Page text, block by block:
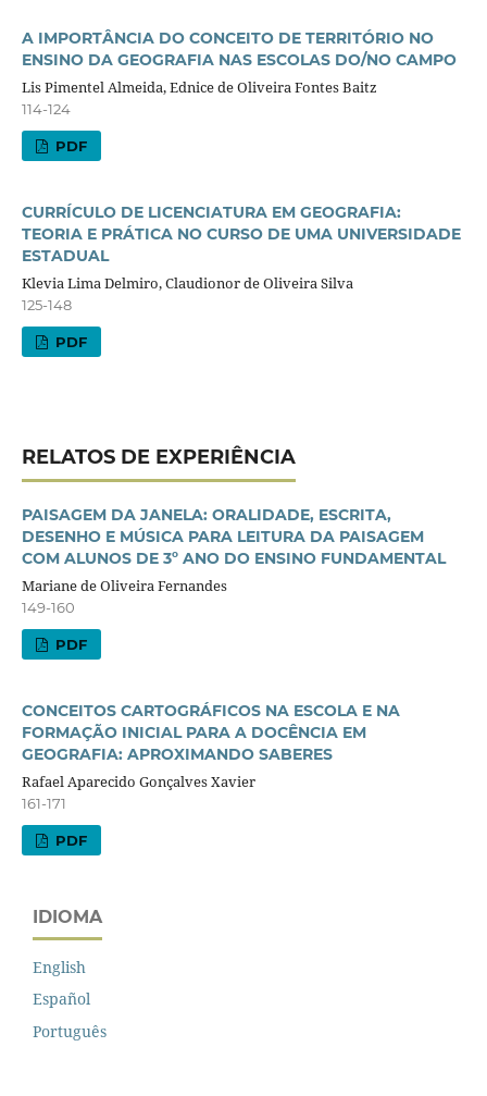
A IMPORTÂNCIA DO CONCEITO DE TERRITÓRIO NO
ENSINO DA GEOGRAFIA NAS ESCOLAS DO/NO CAMPO
Lis Pimentel Almeida, Ednice de Oliveira Fontes Baitz
114-124
PDF
CURRÍCULO DE LICENCIATURA EM GEOGRAFIA:
TEORIA E PRÁTICA NO CURSO DE UMA UNIVERSIDADE
ESTADUAL
Klevia Lima Delmiro, Claudionor de Oliveira Silva
125-148
PDF
RELATOS DE EXPERIÊNCIA
PAISAGEM DA JANELA: ORALIDADE, ESCRITA,
DESENHO E MÚSICA PARA LEITURA DA PAISAGEM
COM ALUNOS DE 3º ANO DO ENSINO FUNDAMENTAL
Mariane de Oliveira Fernandes
149-160
PDF
CONCEITOS CARTOGRÁFICOS NA ESCOLA E NA
FORMAÇÃO INICIAL PARA A DOCÊNCIA EM
GEOGRAFIA: APROXIMANDO SABERES
Rafael Aparecido Gonçalves Xavier
161-171
PDF
IDIOMA
English
Español
Português